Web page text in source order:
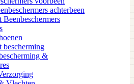
achterbeen
Beenbeschermers
bescherming
&